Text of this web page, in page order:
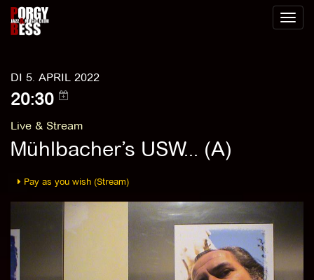
Toggle
DI 5. APRIL 2022
20:30
Live & Stream
Mühlbacher’s USW... (A)
Pay as you wish (Stream)